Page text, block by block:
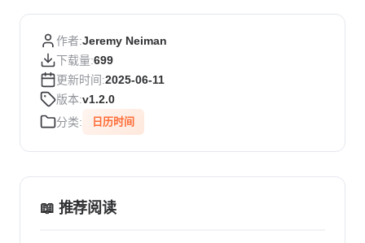
作者:Jeremy Neiman
下载量:699
更新时间:2025-06-11
版本:v1.2.0
分类:
日历时间
📖 推荐阅读